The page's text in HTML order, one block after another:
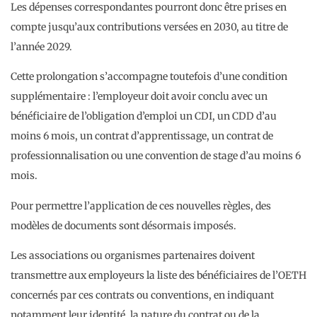
Les dépenses correspondantes pourront donc être prises en
compte jusqu’aux contributions versées en 2030, au titre de
l’année 2029.
Cette prolongation s’accompagne toutefois d’une condition
supplémentaire : l’employeur doit avoir conclu avec un
bénéficiaire de l’obligation d’emploi un CDI, un CDD d’au
moins 6 mois, un contrat d’apprentissage, un contrat de
professionnalisation ou une convention de stage d’au moins 6
mois.
Pour permettre l’application de ces nouvelles règles, des
modèles de documents sont désormais imposés.
Les associations ou organismes partenaires doivent
transmettre aux employeurs la liste des bénéficiaires de l’OETH
concernés par ces contrats ou conventions, en indiquant